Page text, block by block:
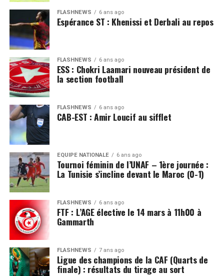
FLASHNEWS 6 ans ago
Espérance ST : Khenissi et Derbali au repos
FLASHNEWS 6 ans ago
ESS : Chokri Laamari nouveau président de
la section football
FLASHNEWS 6 ans ago
CAB-EST : Amir Loucif au sifflet
EQUIPE NATIONALE 6 ans ago
Tournoi féminin de l’UNAF – 1ère journée :
La Tunisie s’incline devant le Maroc (0-1)
FLASHNEWS 6 ans ago
FTF : L’AGE élective le 14 mars à 11h00 à
Gammarth
FLASHNEWS 7 ans ago
Ligue des champions de la CAF (Quarts de
finale) : résultats du tirage au sort